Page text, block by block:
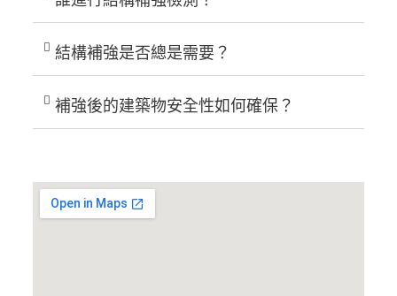
結構補強是否總是需要？
補強後的建築物安全性如何確保？